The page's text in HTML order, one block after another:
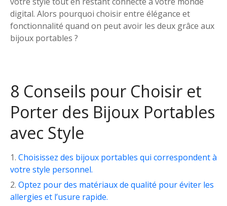
digital. Alors pourquoi choisir entre élégance et
fonctionnalité quand on peut avoir les deux grâce aux
bijoux portables ?
8 Conseils pour Choisir et
Porter des Bijoux Portables
avec Style
Choisissez des bijoux portables qui correspondent à
votre style personnel.
Optez pour des matériaux de qualité pour éviter les
allergies et l’usure rapide.